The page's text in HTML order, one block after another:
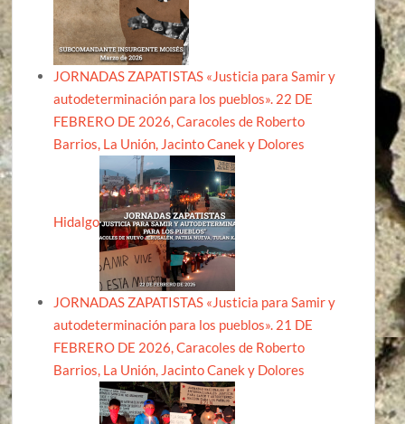
JORNADAS ZAPATISTAS «Justicia para Samir y
autodeterminación para los pueblos». 22 DE
FEBRERO DE 2026, Caracoles de Roberto
Barrios, La Unión, Jacinto Canek y Dolores
Hidalgo
JORNADAS ZAPATISTAS «Justicia para Samir y
autodeterminación para los pueblos». 21 DE
FEBRERO DE 2026, Caracoles de Roberto
Barrios, La Unión, Jacinto Canek y Dolores